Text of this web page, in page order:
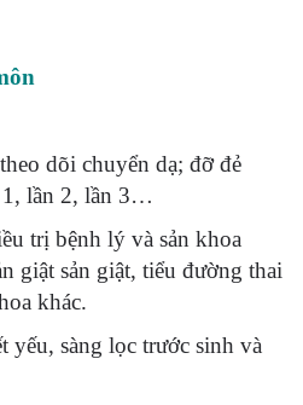
dõi chuyển dạ; đỡ đẻ
lần 2, lần 3…
trị bệnh lý và sản khoa
giật sản giật, tiểu đường thai
khác.
yếu, sàng lọc trước sinh và